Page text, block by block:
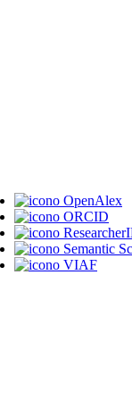
OpenAlex
ORCID
Semantic
VIAF